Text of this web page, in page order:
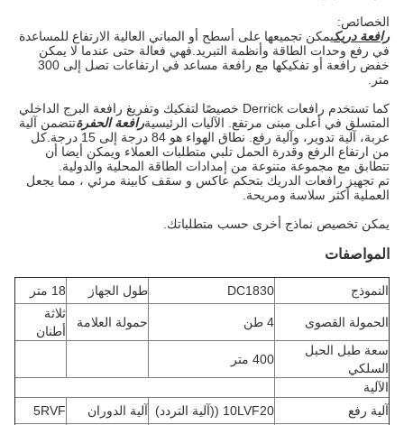
الخصائص:
رافعة دريكيمكن تجميعها على أسطح أو المباني العالية الارتفاع للمساعدة
في رفع وحدات الطاقة وأنظمة التبريد.فهي فعالة حتى عندما لا يمكن
خفض رافعة أو تفكيكها مع رافعة مساعد في ارتفاعات تصل إلى 300
متر.
كما تستخدم رافعات Derrick خصيصًا لتفكيك وتفريغ رافعة البرج الداخلي
المتسلق في أعلى مبنى مرتفع. الآليات الرئيسيةرافعة الحفرةتتضمن آلية
عربة، آلية تدوير، وآلية رفع. نطاق الهواء هو 84 درجة إلى 15 درجة.كل
من ارتفاع الرفع وقدرة الحمل تلبي متطلبات العملاء ويمكن أيضا أن
تتطابق مع مجموعة متنوعة من إمدادات الطاقة المحلية والدولية.
تم تجهيز رافعات الدريك بتحكم عاكس و سقف كابينة مرئي ، مما يجعل
العملية أكثر سلاسة ومريحة.
يمكن تخصيص نماذج أخرى حسب متطلباتك.
المواصفات
النموذج DC1830 طول الجهاز 18 متر
الحمولة القصوى 4 طن حمولة العلامة
ثلاثة
أطنان
سعة طبل الحبل
السلكي
400 متر
الآلية
آلية رفع
10LVF20 ((آلية التردد) آلية الدوران 5RVF